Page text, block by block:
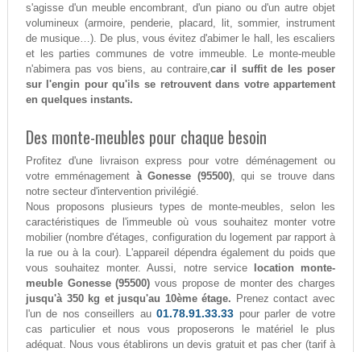
s'agisse d'un meuble encombrant, d'un piano ou d'un autre objet
volumineux (armoire, penderie, placard, lit, sommier, instrument
de musique…). De plus, vous évitez d'abimer le hall, les escaliers
et les parties communes de votre immeuble. Le monte-meuble
n'abimera pas vos biens, au contraire,car il suffit de les poser
sur l'engin pour qu'ils se retrouvent dans votre appartement
en quelques instants.
Des monte-meubles pour chaque besoin
Profitez d'une livraison express pour votre déménagement ou
votre emménagement à Gonesse (95500), qui se trouve dans
notre secteur d'intervention privilégié.
Nous proposons plusieurs types de monte-meubles, selon les
caractéristiques de l'immeuble où vous souhaitez monter votre
mobilier (nombre d'étages, configuration du logement par rapport à
la rue ou à la cour). L'appareil dépendra également du poids que
vous souhaitez monter. Aussi, notre service
location monte-
meuble Gonesse (95500) vous propose de monter des charges
jusqu'à 350 kg et jusqu'au 10ème étage. Prenez contact avec
l'un de nos conseillers au01.78.91.33.33 pour parler de votre
cas particulier et nous vous proposerons le matériel le plus
adéquat. Nous vous établirons un devis gratuit et pas cher (tarif à